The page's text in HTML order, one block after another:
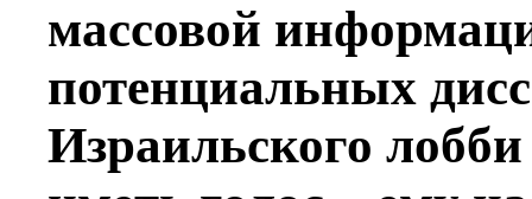
массовой
потенциальных
Израильского